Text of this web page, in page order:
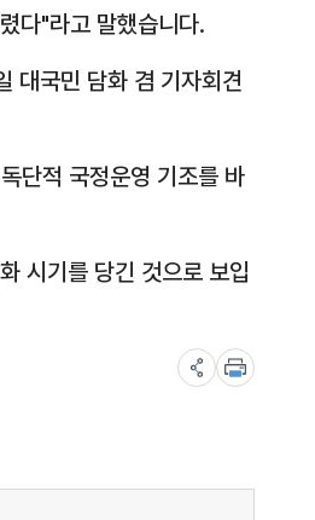
다"라고 말했습니다.
대국민 담화 겸 기자회견
단적 국정운영 기조를 바
시기를 당긴 것으로 보입